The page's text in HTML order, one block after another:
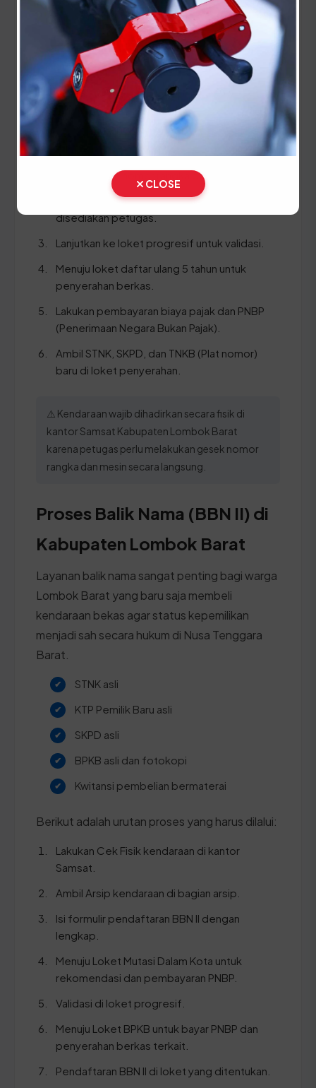
STNK asli
KTP asli
SKPD asli
BPKB asli dan fotokopi
Ikuti panduan langkah demi langkah berikut:
Bawa kendaraan Anda ke area Cek Fisik untuk
pemeriksaan nomor rangka dan mesin.
Ambil dan isi formulir pendaftaran yang
disediakan petugas.
Lanjutkan ke loket progresif untuk validasi.
Menuju loket daftar ulang 5 tahun untuk
penyerahan berkas.
Lakukan pembayaran biaya pajak dan PNBP
(Penerimaan Negara Bukan Pajak).
Ambil STNK, SKPD, dan TNKB (Plat nomor)
baru di loket penyerahan.
⚠️ Kendaraan wajib dihadirkan secara fisik di
kantor Samsat Kabupaten Lombok Barat
karena petugas perlu melakukan gesek nomor
rangka dan mesin secara langsung.
Proses Balik Nama (BBN II) di
Kabupaten Lombok Barat
Layanan balik nama sangat penting bagi warga
Lombok Barat yang baru saja membeli
kendaraan bekas agar status kepemilikan
menjadi sah secara hukum di Nusa Tenggara
Barat.
STNK asli
KTP Pemilik Baru asli
SKPD asli
BPKB asli dan fotokopi
Kwitansi pembelian bermaterai
Berikut adalah urutan proses yang harus dilalui:
Lakukan Cek Fisik kendaraan di kantor
Samsat.
Ambil Arsip kendaraan di bagian arsip.
Isi formulir pendaftaran BBN II dengan
lengkap.
Menuju Loket Mutasi Dalam Kota untuk
rekomendasi dan pembayaran PNBP.
Validasi di loket progresif.
Menuju Loket BPKB untuk bayar PNBP dan
penyerahan berkas terkait.
Pendaftaran BBN II di loket yang ditentukan.
CLOSE